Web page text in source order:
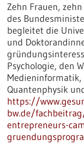
Zehn Frauen,
des
begleitet die
und
Psychologie, den
Medieninformatik,
Quantenphysik
https://
bw.de/
entrepreneurs-